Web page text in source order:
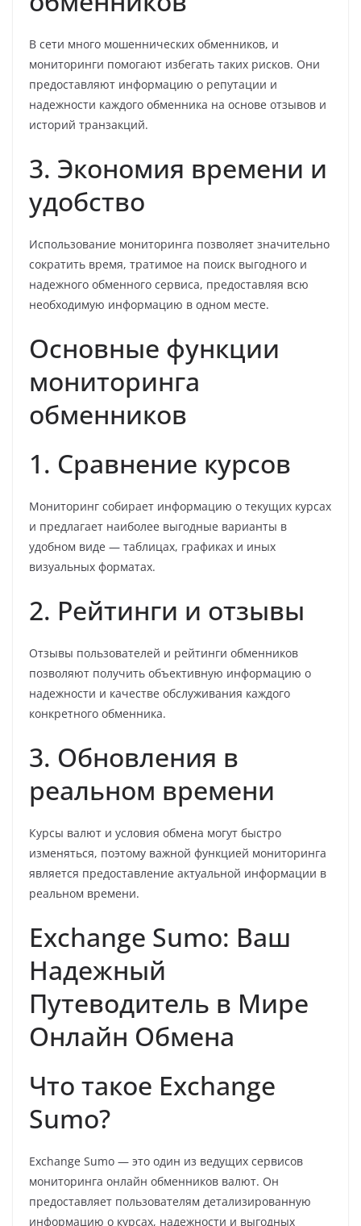
В сети много мошеннических обменников, и
мониторинги помогают избегать таких рисков. Они
предоставляют информацию о репутации и
надежности каждого обменника на основе отзывов и
историй транзакций.
3. Экономия времени и
удобство
Использование мониторинга позволяет значительно
сократить время, тратимое на поиск выгодного и
надежного обменного сервиса, предоставляя всю
необходимую информацию в одном месте.
Основные функции
мониторинга
обменников
1. Сравнение курсов
Мониторинг собирает информацию о текущих курсах
и предлагает наиболее выгодные варианты в
удобном виде — таблицах, графиках и иных
визуальных форматах.
2. Рейтинги и отзывы
Отзывы пользователей и рейтинги обменников
позволяют получить объективную информацию о
надежности и качестве обслуживания каждого
конкретного обменника.
3. Обновления в
реальном времени
Курсы валют и условия обмена могут быстро
изменяться, поэтому важной функцией мониторинга
является предоставление актуальной информации в
реальном времени.
Exchange Sumo: Ваш
Надежный
Путеводитель в Мире
Онлайн Обмена
Что такое Exchange
Sumo?
Exchange Sumo — это один из ведущих сервисов
мониторинга онлайн обменников валют. Он
предоставляет пользователям детализированную
информацию о курсах, надежности и выгодных